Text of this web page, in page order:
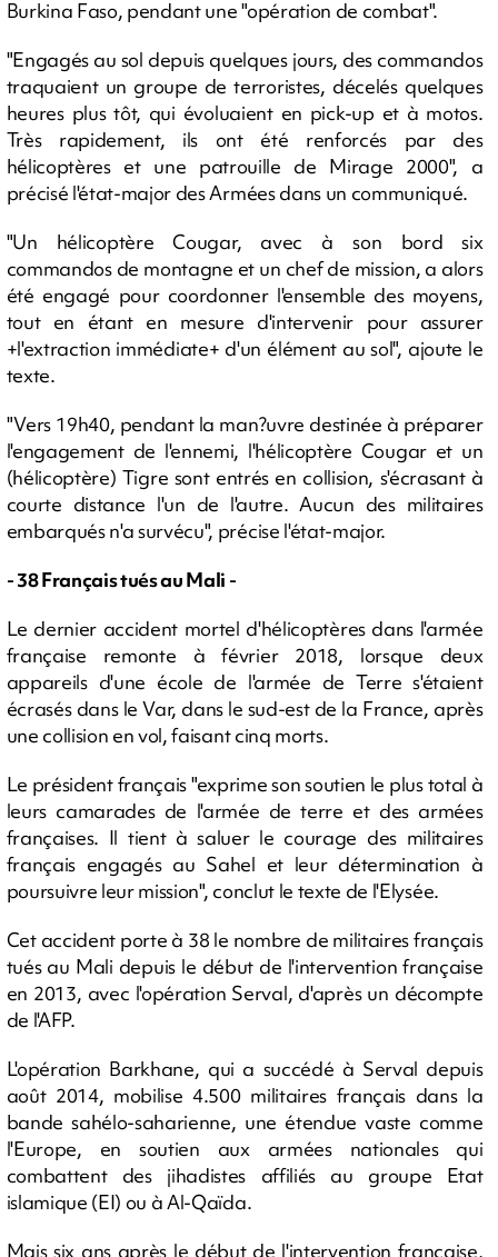
Burkina Faso, pendant une "opération de combat".
"Engagés au sol depuis quelques jours, des commandos
traquaient un groupe de terroristes, décelés quelques
heures plus tôt, qui évoluaient en pick-up et à motos.
Très rapidement, ils ont été renforcés par des
hélicoptères et une patrouille de Mirage 2000", a
précisé l'état-major des Armées dans un communiqué.
"Un hélicoptère Cougar, avec à son bord six
commandos de montagne et un chef de mission, a alors
été engagé pour coordonner l'ensemble des moyens,
tout en étant en mesure d'intervenir pour assurer
+l'extraction immédiate+ d'un élément au sol", ajoute le
texte.
"Vers 19h40, pendant la man?uvre destinée à préparer
l'engagement de l'ennemi, l'hélicoptère Cougar et un
(hélicoptère) Tigre sont entrés en collision, s'écrasant à
courte distance l'un de l'autre. Aucun des militaires
embarqués n'a survécu", précise l'état-major.
- 38 Français tués au Mali -
Le dernier accident mortel d'hélicoptères dans l'armée
française remonte à février 2018, lorsque deux
appareils d'une école de l'armée de Terre s'étaient
écrasés dans le Var, dans le sud-est de la France, après
une collision en vol, faisant cinq morts.
Le président français "exprime son soutien le plus total à
leurs camarades de l'armée de terre et des armées
françaises. Il tient à saluer le courage des militaires
français engagés au Sahel et leur détermination à
poursuivre leur mission", conclut le texte de l'Elysée.
Cet accident porte à 38 le nombre de militaires français
tués au Mali depuis le début de l'intervention française
en 2013, avec l'opération Serval, d'après un décompte
de l'AFP.
L'opération Barkhane, qui a succédé à Serval depuis
août 2014, mobilise 4.500 militaires français dans la
bande sahélo-saharienne, une étendue vaste comme
l'Europe, en soutien aux armées nationales qui
combattent des jihadistes affiliés au groupe Etat
islamique (EI) ou à Al-Qaïda.
Mais six ans après le début de l'intervention française,